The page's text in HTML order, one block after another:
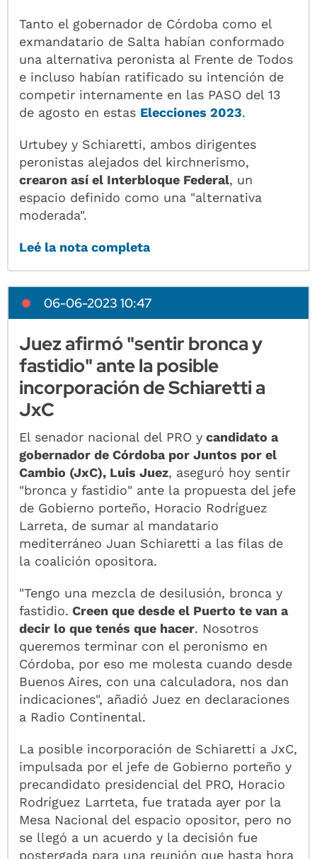
Tanto el gobernador de Córdoba como el
exmandatario de Salta habían conformado
una alternativa peronista al Frente de Todos
e incluso habían ratificado su intención de
competir internamente en las PASO del 13
de agosto en estas Elecciones 2023.
Urtubey y Schiaretti, ambos dirigentes
peronistas alejados del kirchnerismo,
crearon así el Interbloque Federal, un
espacio definido como una "alternativa
moderada".
Leé la nota completa
06-06-2023 10:47
Juez afirmó "sentir bronca y
fastidio" ante la posible
incorporación de Schiaretti a
JxC
El senador nacional del PRO y candidato a
gobernador de Córdoba por Juntos por el
Cambio (JxC), Luis Juez, aseguró hoy sentir
"bronca y fastidio" ante la propuesta del jefe
de Gobierno porteño, Horacio Rodríguez
Larreta, de sumar al mandatario
mediterráneo Juan Schiaretti a las filas de
la coalición opositora.
"Tengo una mezcla de desilusión, bronca y
fastidio. Creen que desde el Puerto te van a
decir lo que tenés que hacer. Nosotros
queremos terminar con el peronismo en
Córdoba, por eso me molesta cuando desde
Buenos Aires, con una calculadora, nos dan
indicaciones", añadió Juez en declaraciones
a Radio Continental.
La posible incorporación de Schiaretti a JxC,
impulsada por el jefe de Gobierno porteño y
precandidato presidencial del PRO, Horacio
Rodríguez Larrteta, fue tratada ayer por la
Mesa Nacional del espacio opositor, pero no
se llegó a un acuerdo y la decisión fue
postergada para una reunión que hasta hora